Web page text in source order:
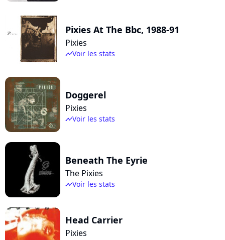
Pixies At The Bbc, 1988-91
Pixies
timelineVoir les stats
Doggerel
Pixies
timelineVoir les stats
Beneath The Eyrie
The Pixies
timelineVoir les stats
Head Carrier
Pixies